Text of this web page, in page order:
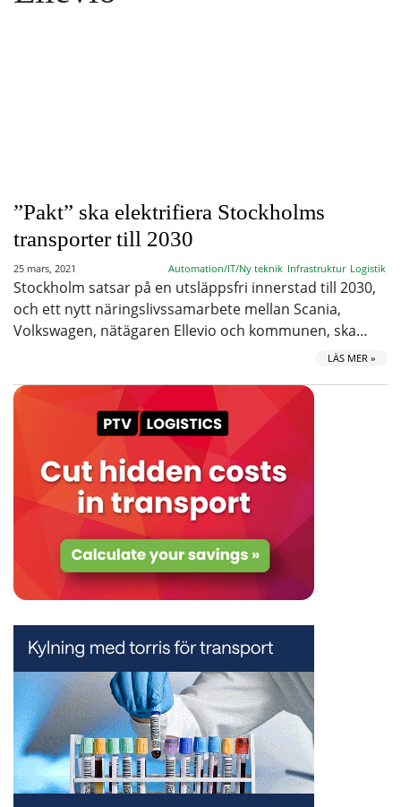
”Pakt” ska elektrifiera Stockholms
transporter till 2030
25 mars, 2021 Automation/IT/Ny teknik Infrastruktur Logistik
Stockholm satsar på en utsläppsfri innerstad till 2030,
och ett nytt näringslivssamarbete mellan Scania,
Volkswagen, nätägaren Ellevio och kommunen, ska…
LÄS MER »